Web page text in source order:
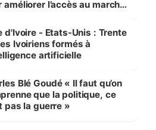
améliorer l’accès au marché
d'Ivoire - Etats-Unis : Trente
Ivoiriens formés à
artificielle
Blé Goudé « Il faut qu’on
que la politique, ce
pas la guerre »